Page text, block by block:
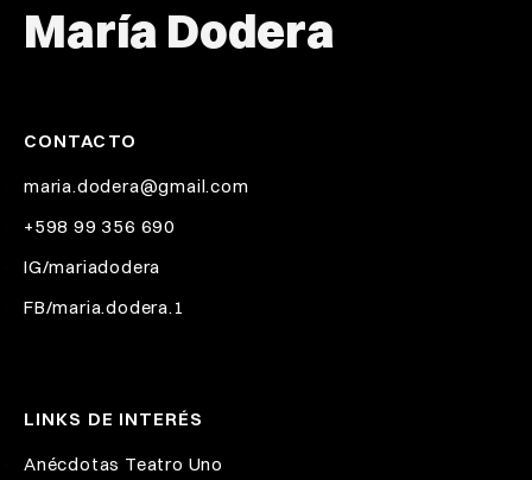
María Dodera
CONTACTO
maria.dodera@gmail.com
+598 99 356 690
IG/mariadodera
FB/maria.dodera.1
LINKS DE INTERÉS
Anécdotas Teatro Uno